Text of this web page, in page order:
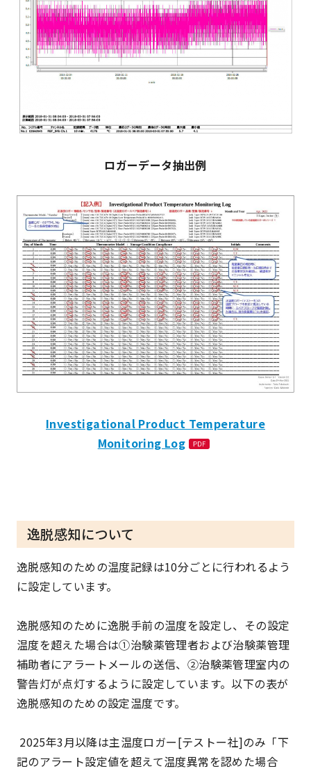
ロガーデータ抽出例
Investigational Product Temperature
Monitoring Log
逸脱感知について
逸脱感知のための温度記録は10分ごとに行われるよう
に設定しています。
逸脱感知のために逸脱手前の温度を設定し、その設定
温度を超えた場合は①治験薬管理者および治験薬管理
補助者にアラートメールの送信、②治験薬管理室内の
警告灯が点灯するように設定しています。以下の表が
逸脱感知のための設定温度です。
2025年3月以降は主温度ロガー[テストー社]のみ「下
記のアラート設定値を超えて温度異常を認めた場合